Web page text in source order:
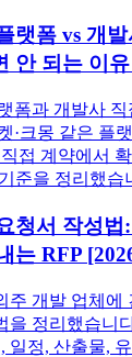
랫폼 vs 개
안 되는 이
폼과 개발사
·크몽 같은 플
접 계약에서
준을 정리했습
청서 작성
는 RFP
주 개발 업체에
을 정리했습니
일정, 산출물,